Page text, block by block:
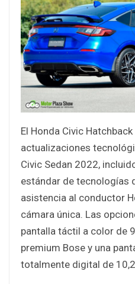
El Honda Civic
actualizaciones
Civic Sedan 2022,
estándar de tecnologías
asistencia al conductor
cámara única. Las
pantalla táctil a color de
premium Bose y una
totalmente digital de